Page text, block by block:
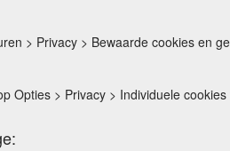
> Privacy > Bewaarde cookies en
Opties > Privacy > Individuele